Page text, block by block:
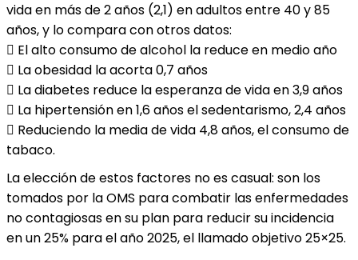
vida en más de 2 años (2,1) en adultos entre 40 y 85
años, y lo compara con otros datos:
 El alto consumo de alcohol la reduce en medio año
 La obesidad la acorta 0,7 años
 La diabetes reduce la esperanza de vida en 3,9 años
 La hipertensión en 1,6 años el sedentarismo, 2,4 años
 Reduciendo la media de vida 4,8 años, el consumo de
tabaco.
La elección de estos factores no es casual: son los
tomados por la OMS para combatir las enfermedades
no contagiosas en su plan para reducir su incidencia
en un 25% para el año 2025, el llamado objetivo 25×25.